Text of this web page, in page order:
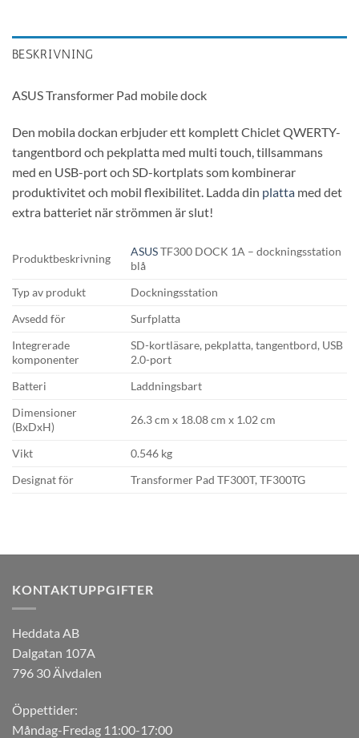
BESKRIVNING
ASUS Transformer Pad mobile dock
Den mobila dockan erbjuder ett komplett Chiclet QWERTY-
tangentbord och pekplatta med multi touch, tillsammans
med en USB-port och SD-kortplats som kombinerar
produktivitet och mobil flexibilitet. Ladda din platta med det
extra batteriet när strömmen är slut!
Produktbeskrivning
ASUSTF300 DOCK 1A – dockningsstation
blå
Typ av produkt
Dockningsstation
Avsedd för
Surfplatta
Integrerade
komponenter
SD-kortläsare, pekplatta, tangentbord, USB
2.0-port
Batteri
Laddningsbart
Dimensioner
(BxDxH)
26.3 cm x 18.08 cm x 1.02 cm
Vikt
0.546 kg
Designat för
Transformer Pad TF300T, TF300TG
KONTAKTUPPGIFTER
Heddata AB
Dalgatan 107A
796 30 Älvdalen
Öppettider:
Måndag-Fredag 11:00-17:00